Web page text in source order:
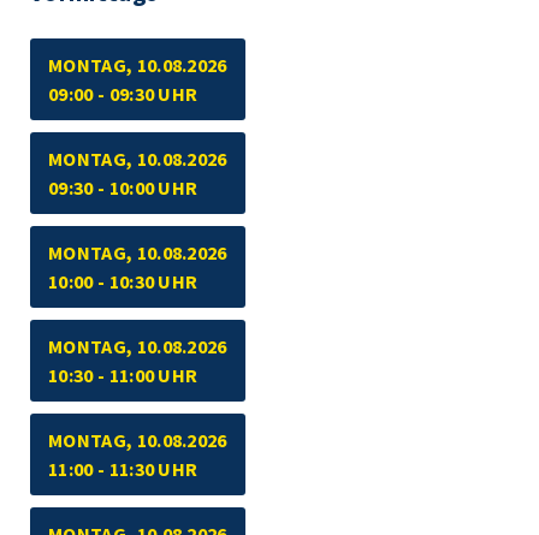
MONTAG, 10.08.2026
09:00 - 09:30 UHR
MONTAG, 10.08.2026
09:30 - 10:00 UHR
MONTAG, 10.08.2026
10:00 - 10:30 UHR
MONTAG, 10.08.2026
10:30 - 11:00 UHR
MONTAG, 10.08.2026
11:00 - 11:30 UHR